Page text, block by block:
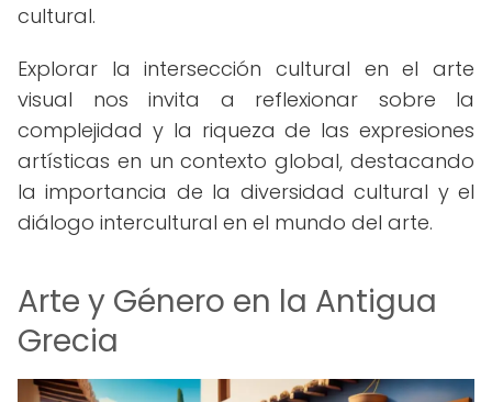
cultural.
Explorar la intersección cultural en el arte
visual nos invita a reflexionar sobre la
complejidad y la riqueza de las expresiones
artísticas en un contexto global, destacando
la importancia de la diversidad cultural y el
diálogo intercultural en el mundo del arte.
Arte y Género en la Antigua
Grecia